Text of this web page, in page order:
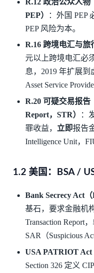
PEP）
：外国 PEP
PEP 风险为本。
R.16 跨境电汇与旅
元以上跨境电汇必
息，2019 年扩展
Asset Service
R.20 可疑交易报告
Report，STR）
：
罪收益， 立即报告
Intelligence Unit，
1.2 美国：BSA /
Bank Secrecy Act（
基石，要求金融机
Transaction Report
SAR（Suspicious
USA PATRIOT Act
Section 326 定义